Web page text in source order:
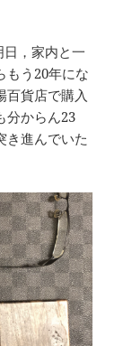
日，家内と一
もう20年にな
百貨店で購入
分からん23
き進んでいた